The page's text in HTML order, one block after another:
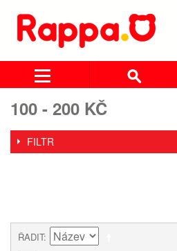
100 - 200 KČ
FILTR
ŘADIT